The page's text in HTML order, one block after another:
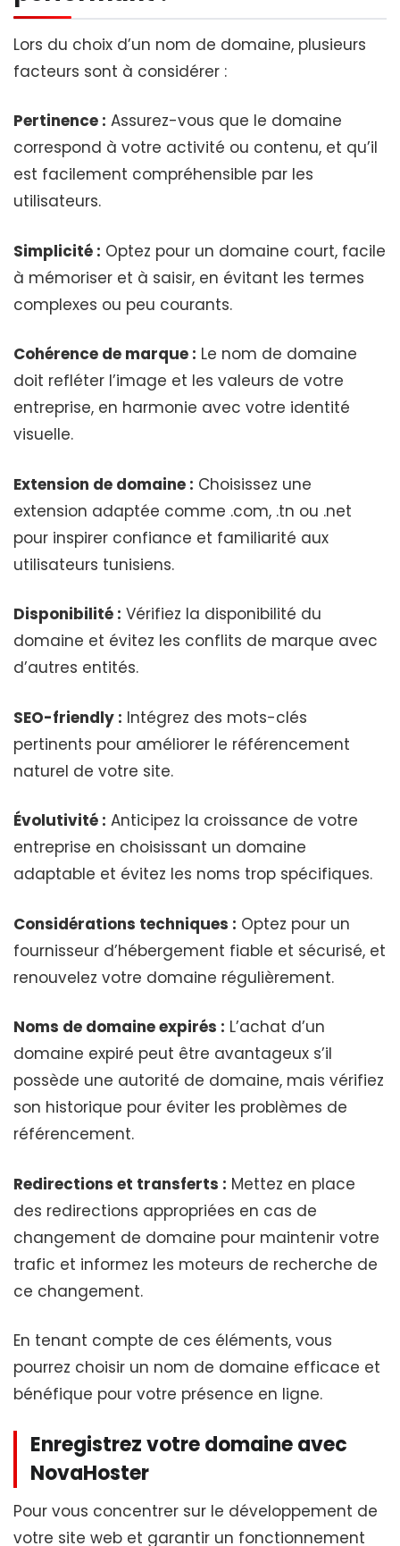
Lors du choix d’un nom de domaine, plusieurs
facteurs sont à considérer :
Pertinence : Assurez-vous que le domaine
correspond à votre activité ou contenu, et qu’il
est facilement compréhensible par les
utilisateurs.
Simplicité : Optez pour un domaine court, facile
à mémoriser et à saisir, en évitant les termes
complexes ou peu courants.
Cohérence de marque : Le nom de domaine
doit refléter l’image et les valeurs de votre
entreprise, en harmonie avec votre identité
visuelle.
Extension de domaine : Choisissez une
extension adaptée comme .com, .tn ou .net
pour inspirer confiance et familiarité aux
utilisateurs tunisiens.
Disponibilité : Vérifiez la disponibilité du
domaine et évitez les conflits de marque avec
d’autres entités.
SEO-friendly : Intégrez des mots-clés
pertinents pour améliorer le référencement
naturel de votre site.
Évolutivité : Anticipez la croissance de votre
entreprise en choisissant un domaine
adaptable et évitez les noms trop spécifiques.
Considérations techniques : Optez pour un
fournisseur d’hébergement fiable et sécurisé, et
renouvelez votre domaine régulièrement.
Noms de domaine expirés : L’achat d’un
domaine expiré peut être avantageux s’il
possède une autorité de domaine, mais vérifiez
son historique pour éviter les problèmes de
référencement.
Redirections et transferts : Mettez en place
des redirections appropriées en cas de
changement de domaine pour maintenir votre
trafic et informez les moteurs de recherche de
ce changement.
En tenant compte de ces éléments, vous
pourrez choisir un nom de domaine efficace et
bénéfique pour votre présence en ligne.
Enregistrez votre domaine avec
NovaHoster
Pour vous concentrer sur le développement de
votre site web et garantir un fonctionnement